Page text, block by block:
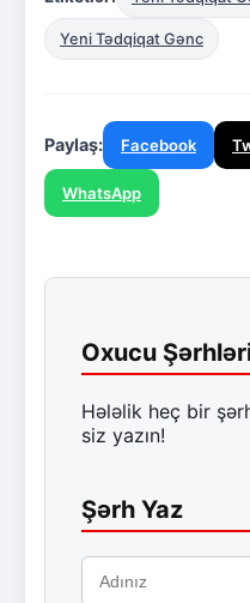
Yeni Tədqiqat Gənc
Paylaş: Facebook
WhatsApp
Oxucu
Hələlik heç bir
siz yazın!
Şərh Yaz